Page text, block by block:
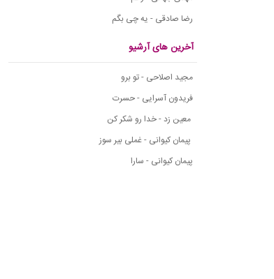
رضا صادقی - یه چی بگم
آخرین های آرشیو
مجید اصلاحی - تو برو
فریدون آسرایی - حسرت
معین زد - خدا رو شکر کن
پیمان کیوانی - غملی بیر سوز
پیمان کیوانی - سارا